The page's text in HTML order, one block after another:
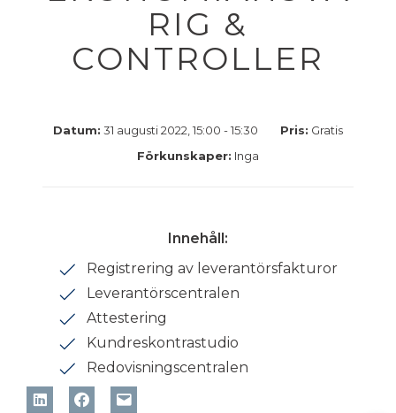
RIG &
CONTROLLER
Datum: 31 augusti 2022, 15:00 - 15:30 Pris: Gratis
Förkunskaper: Inga
Innehåll:
Registrering av leverantörsfakturor
Leverantörscentralen
Attestering
Kundreskontrastudio
Redovisningscentralen